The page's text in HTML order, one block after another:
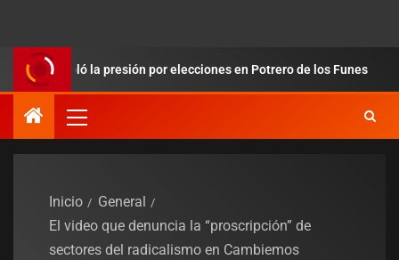
la presión por elecciones en Potrero de los Funes
Inicio
General
El video que denuncia la “proscripción” de
sectores del radicalismo en Cambiemos